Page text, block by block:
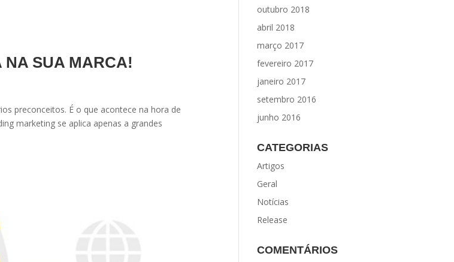
NA SUA MARCA!
preconceitos. É o que acontece na hora de
marketing se aplica apenas a grandes
outubro 2018
abril 2018
março 2017
fevereiro 2017
janeiro 2017
setembro 2016
junho 2016
CATEGORIAS
Artigos
Geral
Notícias
Release
COMENTÁRIOS